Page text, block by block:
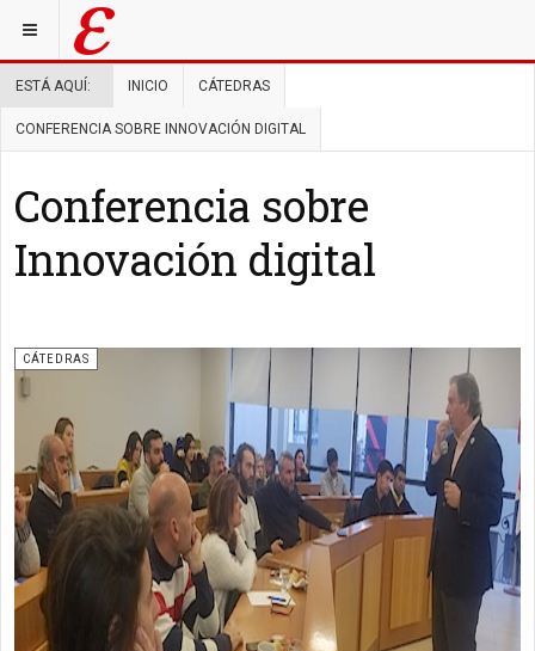
ESTÁ AQUÍ: INICIO CÁTEDRAS
CONFERENCIA SOBRE INNOVACIÓN DIGITAL
Conferencia sobre
Innovación digital
CÁTEDRAS